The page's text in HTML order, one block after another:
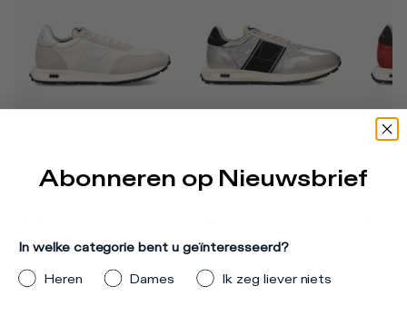
Hardloopsneakers Tour,
Wit
Nu kopen
Hardloopsneakers Voor
Heren Tour, Zilver Zwart
Nu kopen
Heren
Abonneren op Nieuwsbrief
In welke categorie bent u geïnteresseerd?
Heren
Dames Ik zeg liever niets